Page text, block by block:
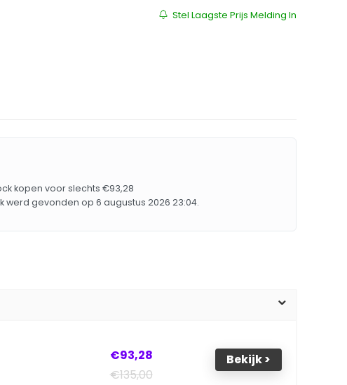
Stel Laagste Prijs Melding In
was: €135.00.
is: €93.28.
kopen voor slechts €93,28
gevonden op 6 augustus 2026 23:04.
€93,28
€135,00
Bekijk >